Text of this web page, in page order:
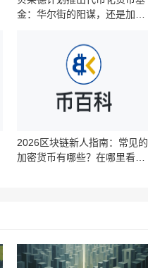
金：华尔街的阳谋，还是加密
2026区块链新人指南：常见的
加密货币有哪些？在哪里看行